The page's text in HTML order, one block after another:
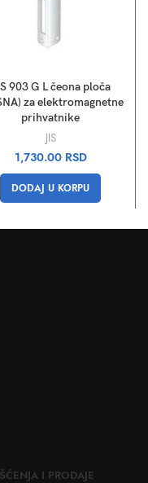
903 G L čeona ploča
za elektromagnetne
prihvatnike
JIS
1,730.00 RSD
DODAJ U KORPU
I PRODAJE